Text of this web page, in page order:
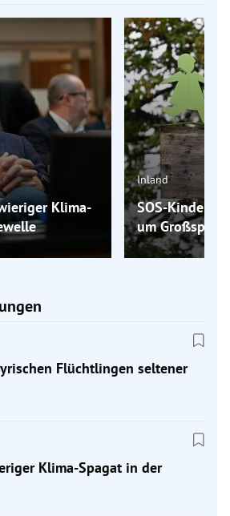
Klima-
Inland
SOS-
um
Flüchtlingen seltener
Klima-Spagat in der